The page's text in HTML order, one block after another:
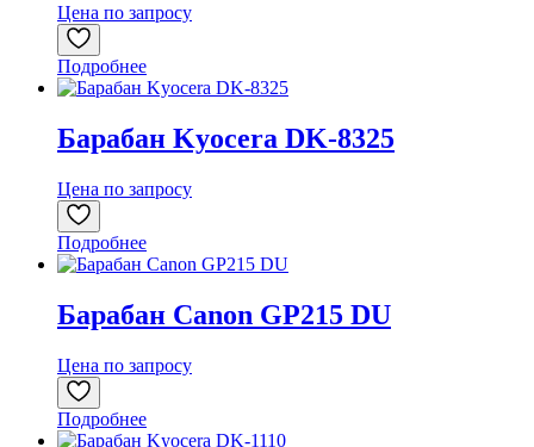
Цена по запросу
Подробнее
Барабан Kyocera DK-8325
Цена по запросу
Подробнее
Барабан Canon GP215 DU
Цена по запросу
Подробнее